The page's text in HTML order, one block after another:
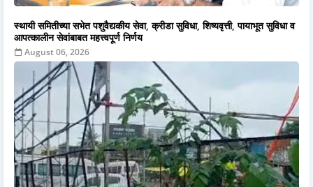
स्थायी समितीच्या सभेत पशुवैद्यकीय सेवा, क्रीडा सुविधा, शिष्यवृत्ती, पायाभूत सुविधा व
आपत्कालीन सेवांबाबत महत्त्वपूर्ण निर्णय
August 06, 2026